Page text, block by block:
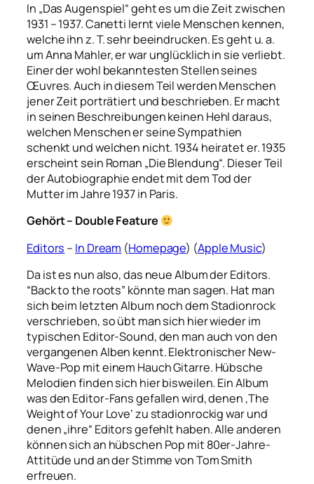
In „Das Augenspiel“ geht es um die Zeit zwischen
1931 – 1937. Canetti lernt viele Menschen kennen,
welche ihn z. T. sehr beeindrucken. Es geht u. a.
um Anna Mahler, er war unglücklich in sie verliebt.
Einer der wohl bekanntesten Stellen seines
Œuvres. Auch in diesem Teil werden Menschen
jener Zeit porträtiert und beschrieben. Er macht
in seinen Beschreibungen keinen Hehl daraus,
welchen Menschen er seine Sympathien
schenkt und welchen nicht. 1934 heiratet er. 1935
erscheint sein Roman „Die Blendung“. Dieser Teil
der Autobiographie endet mit dem Tod der
Mutter im Jahre 1937 in Paris.
Gehört – Double Feature
Editors – In Dream (Homepage) (Apple Music)
Da ist es nun also, das neue Album der Editors.
“Back to the roots” könnte man sagen. Hat man
sich beim letzten Album noch dem Stadionrock
verschrieben, so übt man sich hier wieder im
typischen Editor-Sound, den man auch von den
vergangenen Alben kennt. Elektronischer New-
Wave-Pop mit einem Hauch Gitarre. Hübsche
Melodien finden sich hier bisweilen. Ein Album
was den Editor-Fans gefallen wird, denen ‚The
Weight of Your Love‘ zu stadionrockig war und
denen „ihre“ Editors gefehlt haben. Alle anderen
können sich an hübschen Pop mit 80er-Jahre-
Attitüde und an der Stimme von Tom Smith
erfreuen.